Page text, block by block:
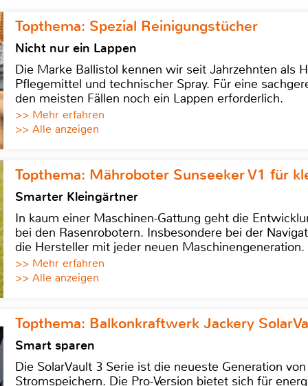
Topthema: Spezial Reinigungstücher
Nicht nur ein Lappen
Die Marke Ballistol kennen wir seit Jahrzehnten als
Pflegemittel und technischer Spray. Für eine
den meisten Fällen noch ein Lappen erforderlich.
>> Mehr erfahren
>> Alle anzeigen
Topthema: Mähroboter Sunseeker V1 für
Smarter Kleingärtner
In kaum einer Maschinen-Gattung geht die
bei den Rasenrobotern. Insbesondere bei der
die Hersteller mit jeder neuen Maschinengeneration.
>> Mehr erfahren
>> Alle anzeigen
Topthema: Balkonkraftwerk Jackery
Smart sparen
Die SolarVault 3 Serie ist die neueste Generation
Stromspeichern. Die Pro-Version bietet sich für